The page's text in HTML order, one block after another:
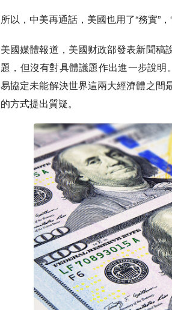
所以，中美再通話，美國也用了“務實”，
美國媒體報道，美國财政部發表新聞稿
題，但沒有對具體議題作出進一步說
易協定未能解決世界這兩大經濟體之間
的方式提出質疑。